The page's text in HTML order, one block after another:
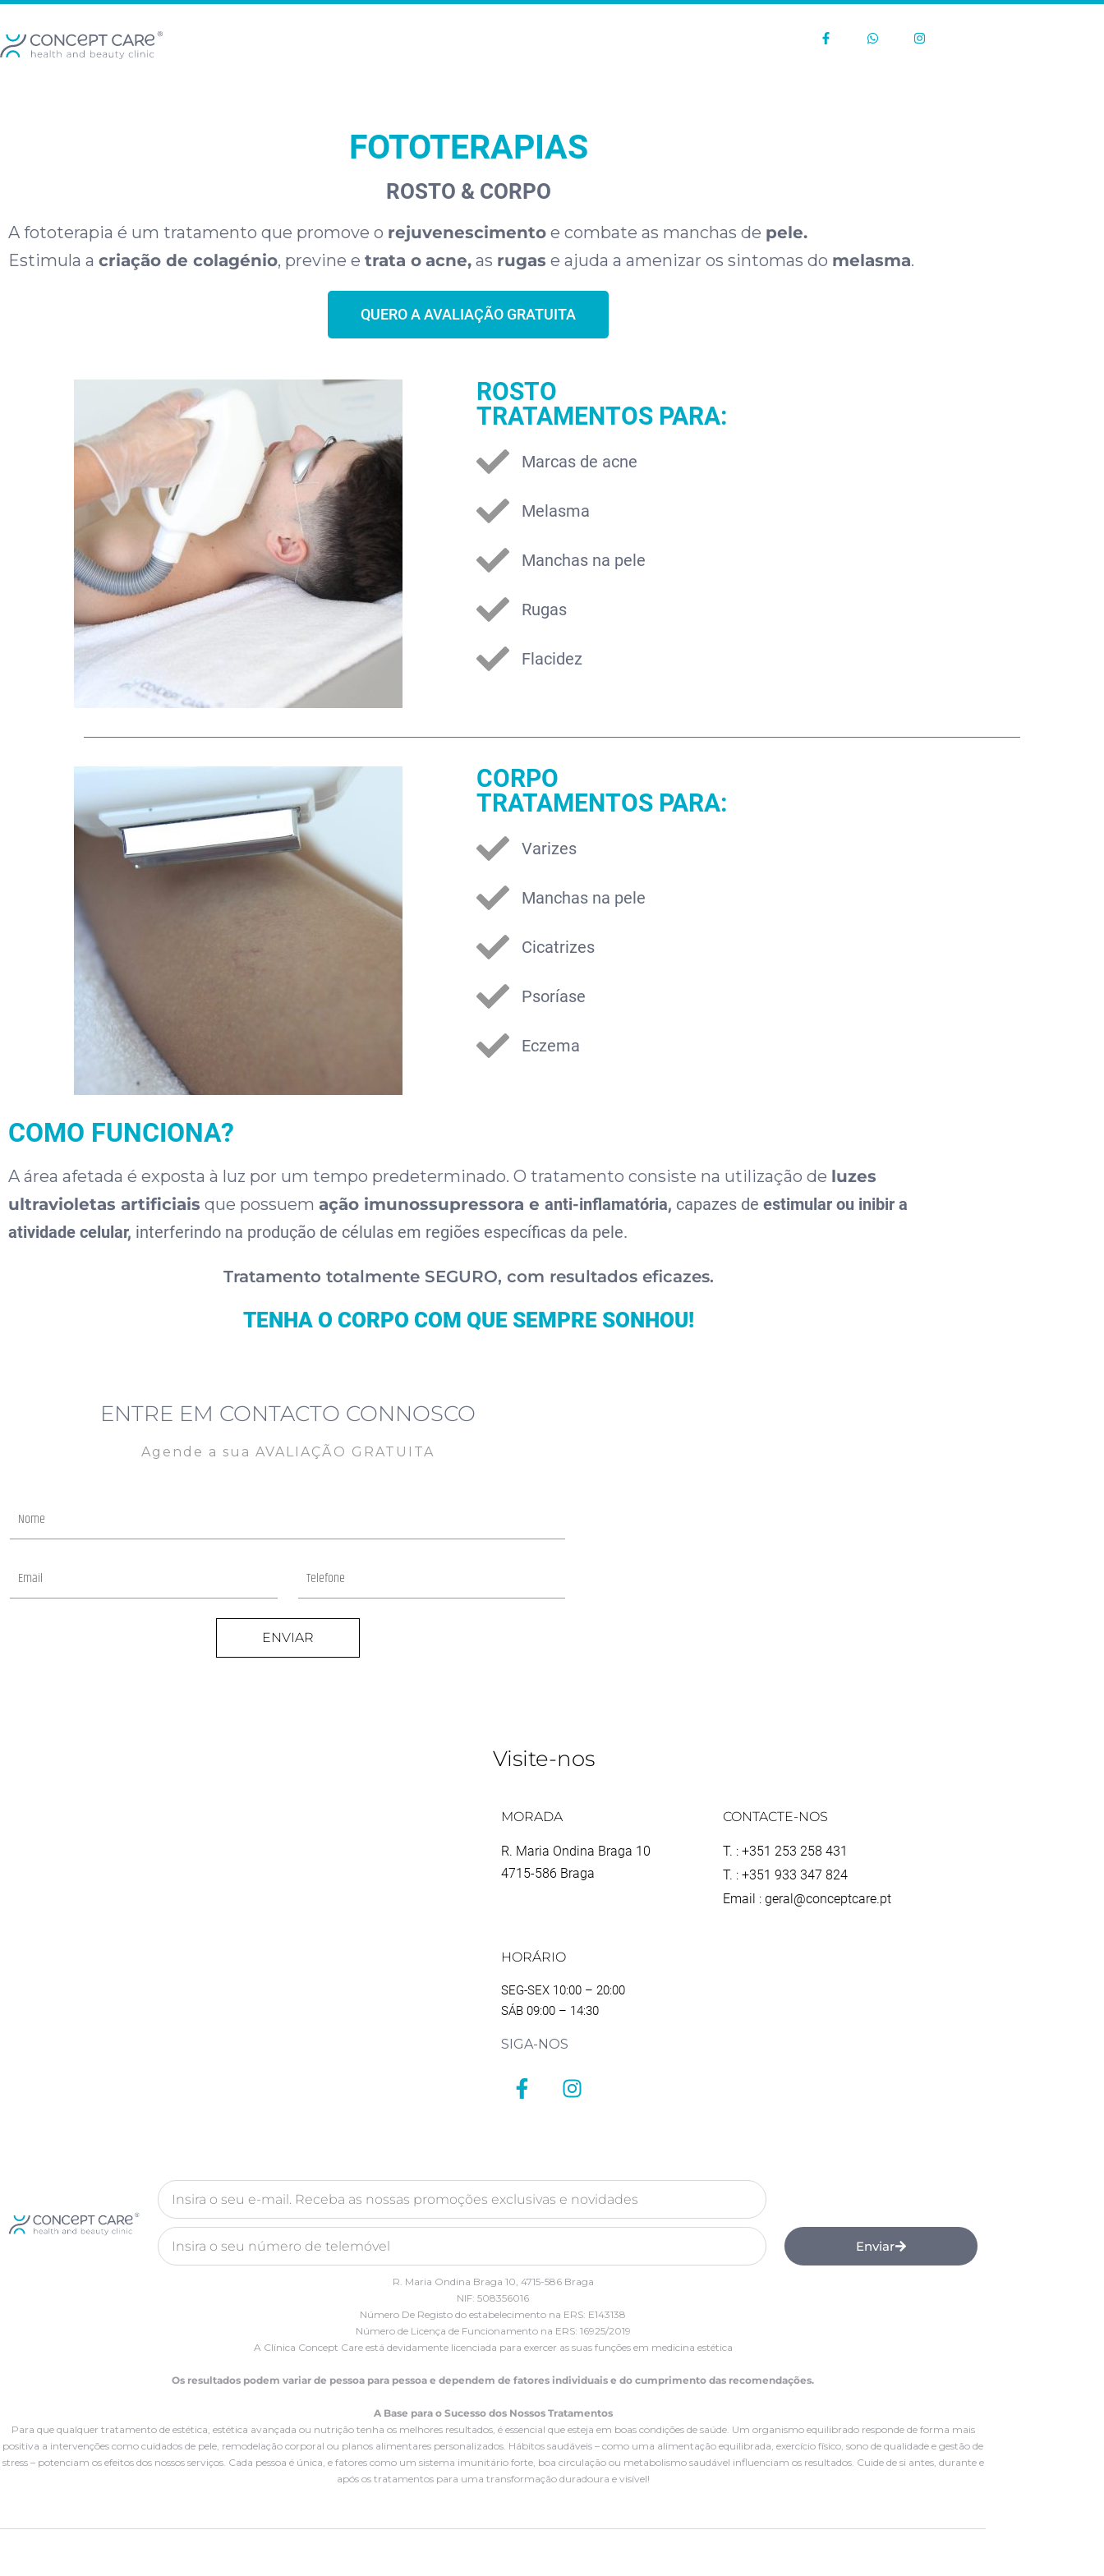
FOTOTERAPIAS
ROSTO & CORPO
A fototerapia é um tratamento que promove o rejuvenescimento e combate as manchas de pele.
Estimula a criação de colagénio, previne e trata o acne, as rugas e ajuda a amenizar os sintomas do melasma.
QUERO A AVALIAÇÃO GRATUITA
ROSTO
TRATAMENTOS PARA:
Marcas de acne
Melasma
Manchas na pele
Rugas
Flacidez
CORPO
TRATAMENTOS PARA:
Varizes
Manchas na pele
Cicatrizes
Psoríase
Eczema
COMO FUNCIONA?
A área afetada é exposta à luz por um tempo predeterminado. O tratamento consiste na utilização de luzes
ultravioletas artificiais que possuem ação imunossupressora e anti-inflamatória, capazes de estimular ou inibir a
atividade celular, interferindo na produção de células em regiões específicas da pele.
Tratamento totalmente SEGURO, com resultados eficazes.
TENHA O CORPO COM QUE SEMPRE SONHOU!
ENTRE EM CONTACTO CONNOSCO
Agende a sua AVALIAÇÃO GRATUITA
ENVIAR
Visite-nos
MORADA
R. Maria Ondina Braga 10
4715-586 Braga
CONTACTE-NOS
T. : +351 253 258 431
T. : +351 933 347 824
Email : geral@conceptcare.pt
HORÁRIO
SEG-SEX 10:00 – 20:00
SÁB 09:00 – 14:30
SIGA-NOS
Enviar
R. Maria Ondina Braga 10, 4715-586 Braga
NIF: 508356016
Número De Registo do estabelecimento na ERS: E143138
Número de Licença de Funcionamento na ERS: 16925/2019
A Clínica Concept Care está devidamente licenciada para exercer as suas funções em medicina estética
Os resultados podem variar de pessoa para pessoa e dependem de fatores individuais e do cumprimento das recomendações.
A Base para o Sucesso dos Nossos Tratamentos
Para que qualquer tratamento de estética, estética avançada ou nutrição tenha os melhores resultados, é essencial que esteja em boas condições de saúde. Um organismo equilibrado responde de forma mais
positiva a intervenções como cuidados de pele, remodelação corporal ou planos alimentares personalizados. Hábitos saudáveis – como uma alimentação equilibrada, exercício físico, sono de qualidade e gestão de
stress – potenciam os efeitos dos nossos serviços. Cada pessoa é única, e fatores como um sistema imunitário forte, boa circulação ou metabolismo saudável influenciam os resultados. Cuide de si antes, durante e
após os tratamentos para uma transformação duradoura e visível!